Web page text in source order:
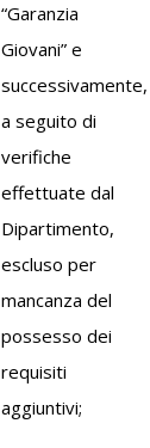
“Garanzia
Giovani” e
successivamente,
a seguito di
verifiche
effettuate dal
Dipartimento,
escluso per
mancanza del
possesso dei
requisiti
aggiuntivi;